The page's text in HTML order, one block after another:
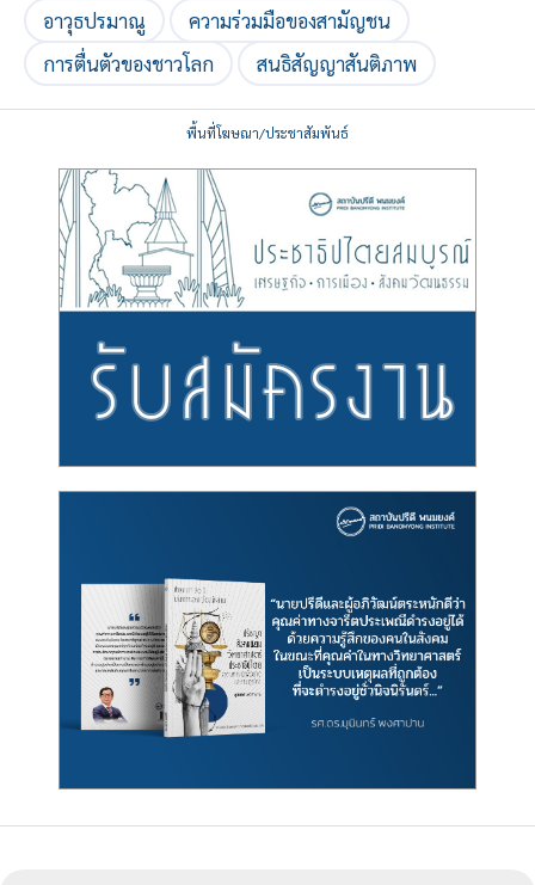
อาวุธปรมาณู
ความร่วมมือของสามัญชน
การตื่นตัวของชาวโลก
สนธิสัญญาสันติภาพ
พื้นที่โฆษณา/ประชาสัมพันธ์